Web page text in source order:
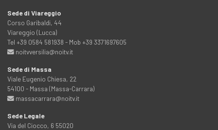
Sede di Viareggio
Corso Garibaldi, 44
Viareggio (Lucca)
Tel +39 0584 581938 - Mob +39 3371697605
noitvversilia@noitv.it
Sede di Massa
Viale Eugenio Chiesa, 22
54100 - Massa (Massa-Carrara)
massacarrara@noitv.it
Sede Legale
Via del Ciocco, 6 55020